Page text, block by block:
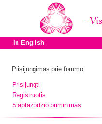
In English
Prisijungimas prie forumo
Prisijungti
Registruotis
Slaptažodžio priminimas